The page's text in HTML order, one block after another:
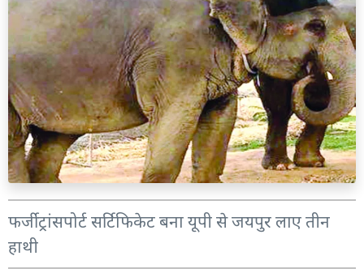
फर्जी ट्रांसपोर्ट सर्टिफिकेट बना यूपी से जयपुर लाए तीन
हाथी